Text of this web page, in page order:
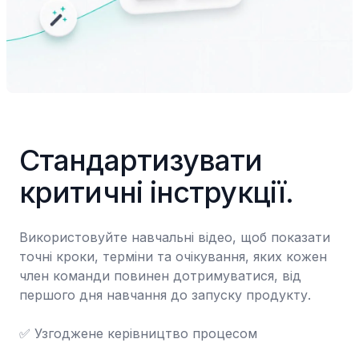
Стандартизувати
критичні інструкції.
Використовуйте навчальні відео, щоб показати
точні кроки, терміни та очікування, яких кожен
член команди повинен дотримуватися, від
першого дня навчання до запуску продукту.
✅ Узгоджене керівництво процесом